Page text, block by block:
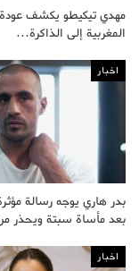
مهدي تيكيطو يكشف عودة
المغربية إلى الذاكرة…
اخبار
بدر هاري يوجه رسالة
بعد مأساة سبتة
اخبار